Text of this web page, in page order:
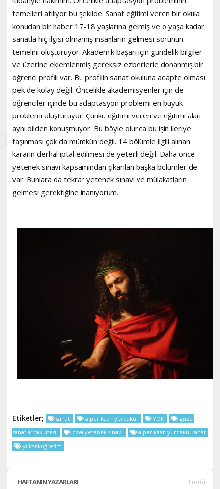
temelleri atılıyor bu şekilde. Sanat eğitimi veren bir okula
konudan bir haber 17-18 yaşlarına gelmiş ve o yaşa kadar
sanatla hiç ilgisi olmamış insanların gelmesi sorunun
temelini oluşturuyor. Akademik başarı için gündelik bilgiler
ve üzerine eklemlenmiş gereksiz ezberlerle donanmış bir
öğrenci profili var. Bu profilin sanat okuluna adapte olması
pek de kolay değil. Öncelikle akademisyenler için de
öğrenciler içinde bu adaptasyon problemi en büyük
problemi oluşturuyor. Çünkü eğitimi veren ve eğitimi alan
aynı dilden konuşmuyor. Bu böyle olunca bu işin ileriye
taşınması çok da mümkün değil. 14 bölümle ilgili alınan
kararın derhal iptal edilmesi de yeterli değil. Daha önce
yetenek sınavı kapsamından çıkarılan başka bölümler de
var. Bunlara da tekrar yetenek sınavı ve mülakatların
gelmesi gerektiğine inanıyorum.
Etiketler; sanat alper kaan yurdakul YÖK
güzel
sanatlar fakültesi
özel yetenek sınavı
alper kaan yurdakul sanat
yükseköğretim
HAFTANIN YAZARLARI Tümü